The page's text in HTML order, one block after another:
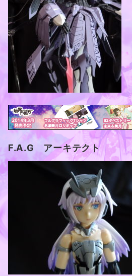
F.A.G アーキテクト